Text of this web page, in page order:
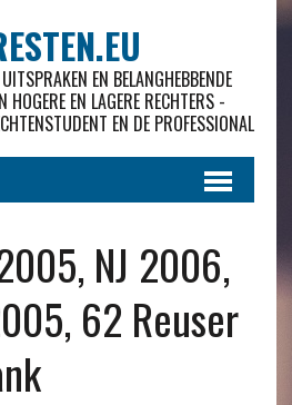
EN BELANGHEBBENDE
HOGERE EN LAGERE RECHTERS -
EN DE PROFESSIONAL
NJ 2006,
62 Reuser